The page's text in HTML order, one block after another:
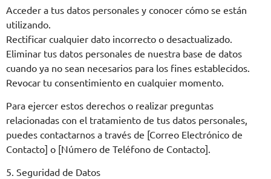
Acceder a tus datos personales y conocer cómo se están
utilizando.
Rectificar cualquier dato incorrecto o desactualizado.
Eliminar tus datos personales de nuestra base de datos
cuando ya no sean necesarios para los fines establecidos.
Revocar tu consentimiento en cualquier momento.
Para ejercer estos derechos o realizar preguntas
relacionadas con el tratamiento de tus datos personales,
puedes contactarnos a través de [Correo Electrónico de
Contacto] o [Número de Teléfono de Contacto].
5. Seguridad de Datos